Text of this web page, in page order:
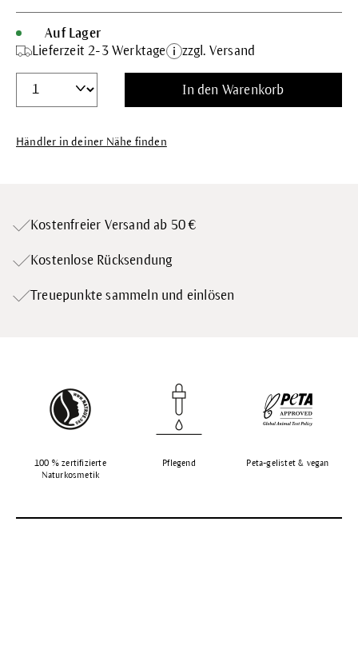
Auf Lager
Lieferzeit 2-3 Werktage
zzgl. Versand
In den Warenkorb
Händler in deiner Nähe finden
Kostenfreier Versand ab 50 €
Kostenlose Rücksendung
Treuepunkte sammeln und einlösen
100 % zertifizierte
Naturkosmetik
Pflegend Peta-gelistet & vegan